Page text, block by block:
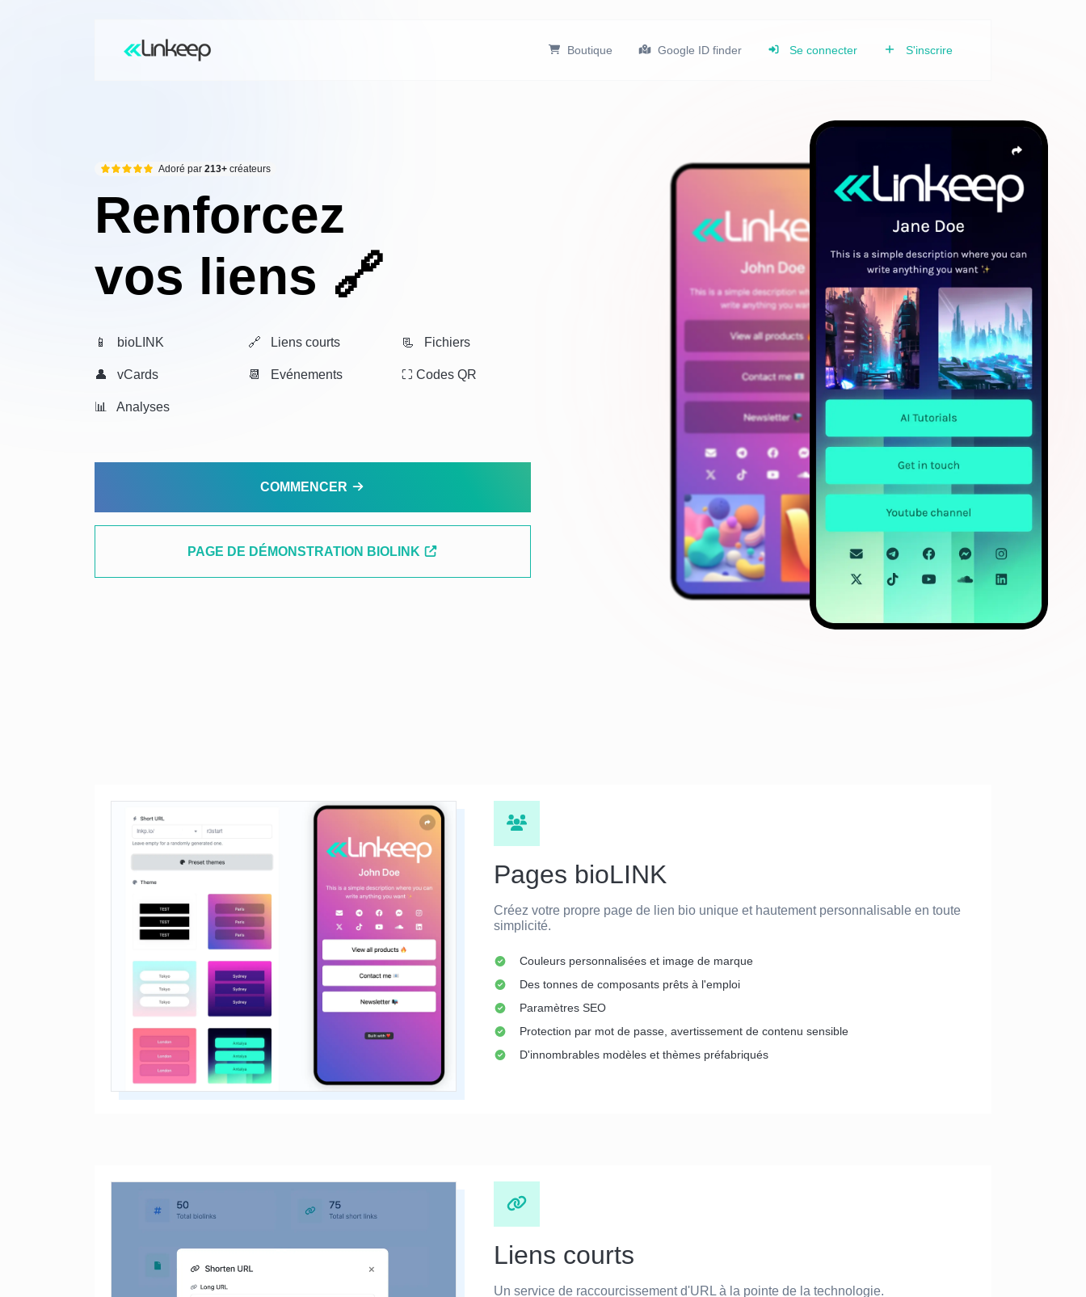
Boutique Google ID finder Se connecter S'inscrire
Adoré par 213+créateurs
Renforcez
vos liens 🔗
📱 bioLINK 🔗 Liens courts 📃 Fichiers
👤 vCards 📆 Evénements ⛶ Codes QR
📊️ Analyses
COMMENCER
PAGE DE DÉMONSTRATION BIOLINK
Pages bioLINK
Créez votre propre page de lien bio unique et hautement personnalisable en toute
simplicité.
Couleurs personnalisées et image de marque
Des tonnes de composants prêts à l'emploi
Paramètres SEO
Protection par mot de passe, avertissement de contenu sensible
D'innombrables modèles et thèmes préfabriqués
Liens courts
Un service de raccourcissement d'URL à la pointe de la technologie.